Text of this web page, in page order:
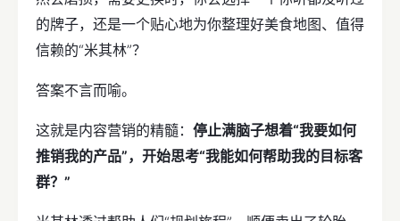
的牌子，还是一个贴心地为你整理好美食地图、值得
信赖的“米其林”？
答案不言而喻。
这就是内容营销的精髓： 停止满脑子想着“我要如何
推销我的产品”，开始思考“我能如何帮助我的目标客
群？”